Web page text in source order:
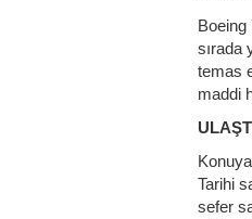
Boeing
sırada
temas
maddi
Tarihi
sefer